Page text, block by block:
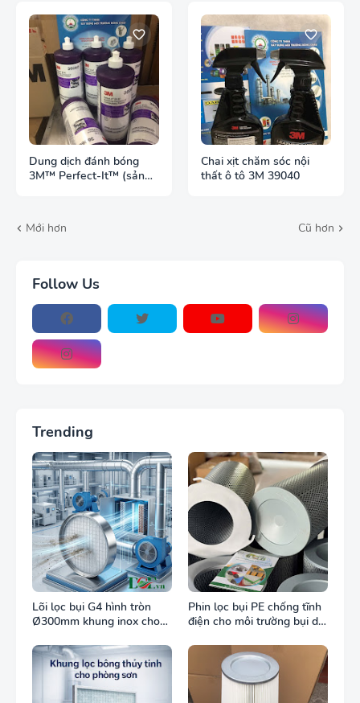
Dung dịch đánh bóng
3M™ Perfect-It™ (sản
Chai xịt chăm sóc nội
thất ô tô 3M 39040
Mới hơn Cũ hơn
Follow Us
Trending
Lõi lọc bụi G4 hình tròn
Ø300mm khung inox cho
Phin lọc bụi PE chống tĩnh
điện cho môi trường bụi dễ